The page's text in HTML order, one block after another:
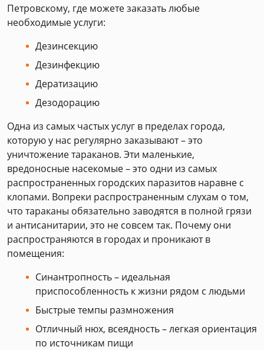
Петровскому, где можете заказать любые
необходимые услуги:
Дезинсекцию
Дезинфекцию
Дератизацию
Дезодорацию
Одна из самых частых услуг в пределах города,
которую у нас регулярно заказывают – это
уничтожение тараканов. Эти маленькие,
вредоносные насекомые – это одни из самых
распространенных городских паразитов наравне с
клопами. Вопреки распространенным слухам о том,
что тараканы обязательно заводятся в полной грязи
и антисанитарии, это не совсем так. Почему они
распространяются в городах и проникают в
помещения:
Синантропность – идеальная
приспособленность к жизни рядом с людьми
Быстрые темпы размножения
Отличный нюх, всеядность – легкая ориентация
по источникам пищи